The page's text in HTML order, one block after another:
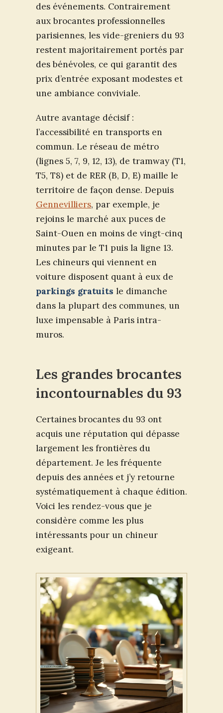
des événements. Contrairement
aux brocantes professionnelles
parisiennes, les vide-greniers du 93
restent majoritairement portés par
des bénévoles, ce qui garantit des
prix d’entrée exposant modestes et
une ambiance conviviale.
Autre avantage décisif :
l’accessibilité en transports en
commun. Le réseau de métro
(lignes 5, 7, 9, 12, 13), de tramway (T1,
T5, T8) et de RER (B, D, E) maille le
territoire de façon dense. Depuis
Gennevilliers, par exemple, je
rejoins le marché aux puces de
Saint-Ouen en moins de vingt-cinq
minutes par le T1 puis la ligne 13.
Les chineurs qui viennent en
voiture disposent quant à eux de
parkings gratuits le dimanche
dans la plupart des communes, un
luxe impensable à Paris intra-
muros.
Les grandes brocantes
incontournables du 93
Certaines brocantes du 93 ont
acquis une réputation qui dépasse
largement les frontières du
département. Je les fréquente
depuis des années et j’y retourne
systématiquement à chaque édition.
Voici les rendez-vous que je
considère comme les plus
intéressants pour un chineur
exigeant.